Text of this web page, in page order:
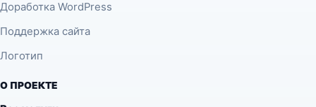
Доработка WordPress
Поддержка сайта
Логотип
О ПРОЕКТЕ